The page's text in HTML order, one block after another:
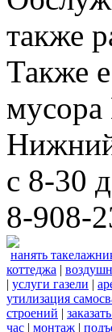
также
Также
с 8-30
8-908-
нанять
коттеджа |
| услуги газели |
утилизация
строений |
час | монтаж |